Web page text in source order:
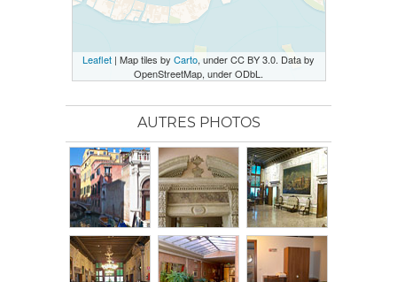
Leaflet | Map tiles by Carto, under CC BY 3.0. Data by
OpenStreetMap, under ODbL.
AUTRES PHOTOS